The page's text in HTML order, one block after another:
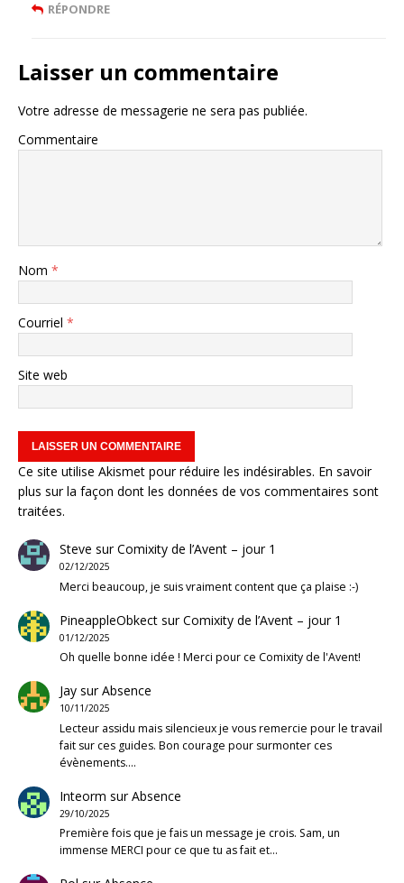
RÉPONDRE
Laisser un commentaire
Votre adresse de messagerie ne sera pas publiée.
Commentaire
Nom *
Courriel *
Site web
Ce site utilise Akismet pour réduire les indésirables. En savoir
plus sur la façon dont les données de vos commentaires sont
traitées.
Steve surComixity de l’Avent – jour 1
02/12/2025
Merci beaucoup, je suis vraiment content que ça plaise :-)
PineappleObkectsurComixity de l’Avent – jour 1
01/12/2025
Oh quelle bonne idée ! Merci pour ce Comixity de l'Avent!
JaysurAbsence
10/11/2025
Lecteur assidu mais silencieux je vous remercie pour le travail
fait sur ces guides. Bon courage pour surmonter ces
évènements.…
Inteorm surAbsence
29/10/2025
Première fois que je fais un message je crois. Sam, un
immense MERCI pour ce que tu as fait et…